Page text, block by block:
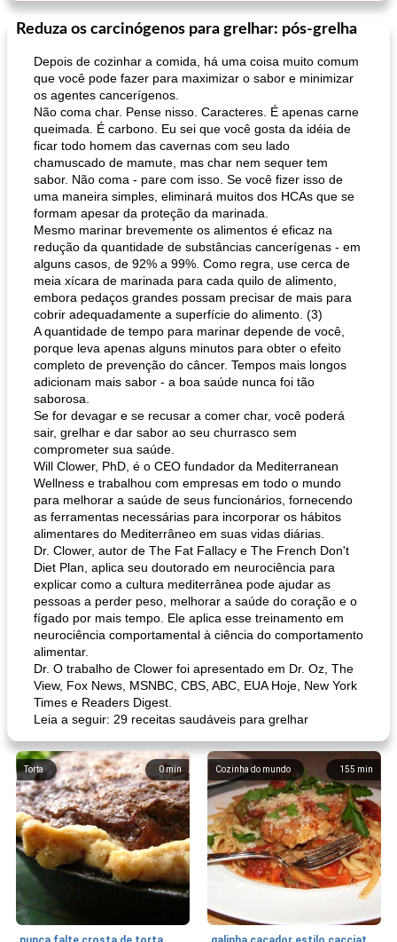
Reduza os carcinógenos para grelhar: pós-grelha
Depois de cozinhar a comida, há uma coisa muito comum
que você pode fazer para maximizar o sabor e minimizar
os agentes cancerígenos.
Não coma char. Pense nisso. Caracteres. É apenas carne
queimada. É carbono. Eu sei que você gosta da idéia de
ficar todo homem das cavernas com seu lado
chamuscado de mamute, mas char nem sequer tem
sabor. Não coma - pare com isso. Se você fizer isso de
uma maneira simples, eliminará muitos dos HCAs que se
formam apesar da proteção da marinada.
Mesmo marinar brevemente os alimentos é eficaz na
redução da quantidade de substâncias cancerígenas - em
alguns casos, de 92% a 99%. Como regra, use cerca de
meia xícara de marinada para cada quilo de alimento,
embora pedaços grandes possam precisar de mais para
cobrir adequadamente a superfície do alimento. (3)
A quantidade de tempo para marinar depende de você,
porque leva apenas alguns minutos para obter o efeito
completo de prevenção do câncer. Tempos mais longos
adicionam mais sabor - a boa saúde nunca foi tão
saborosa.
Se for devagar e se recusar a comer char, você poderá
sair, grelhar e dar sabor ao seu churrasco sem
comprometer sua saúde.
Will Clower, PhD, é o CEO fundador da Mediterranean
Wellness e trabalhou com empresas em todo o mundo
para melhorar a saúde de seus funcionários, fornecendo
as ferramentas necessárias para incorporar os hábitos
alimentares do Mediterrâneo em suas vidas diárias.
Dr. Clower, autor de The Fat Fallacy e The French Don't
Diet Plan, aplica seu doutorado em neurociência para
explicar como a cultura mediterrânea pode ajudar as
pessoas a perder peso, melhorar a saúde do coração e o
fígado por mais tempo. Ele aplica esse treinamento em
neurociência comportamental à ciência do comportamento
alimentar.
Dr. O trabalho de Clower foi apresentado em Dr. Oz, The
View, Fox News, MSNBC, CBS, ABC, EUA Hoje, New York
Times e Readers Digest.
Leia a seguir: 29 receitas saudáveis ​​para grelhar
0min
Torta 155 min
Cozinha do mundo